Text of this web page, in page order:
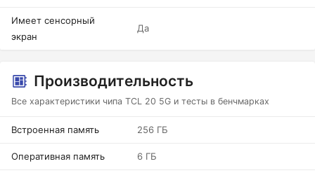
Имеет сенсорный
экран
Да
Производительность
Все характеристики чипа TCL 20 5G и тесты в бенчмарках
Встроенная память 256 ГБ
Оперативная память 6 ГБ